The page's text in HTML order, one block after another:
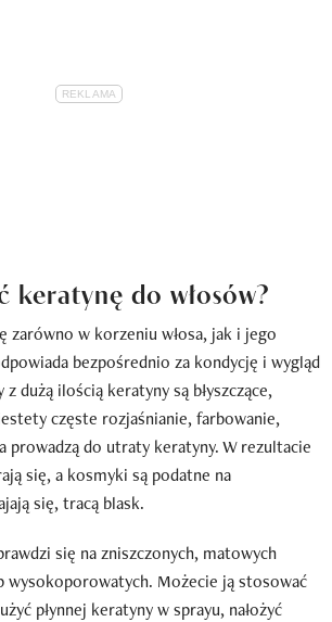
keratynę do włosów?
zarówno w korzeniu włosa, jak i jego
bezpośrednio za kondycję i wygląd
z dużą ilością keratyny są błyszczące,
częste rozjaśnianie, farbowanie,
prowadzą do utraty keratyny. W rezultacie
się, a kosmyki są podatne na
się, tracą blask.
się na zniszczonych, matowych
wysokoporowatych. Możecie ją stosować
płynnej keratyny w sprayu, nałożyć